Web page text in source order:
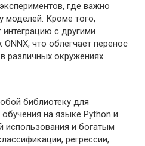
где важно
моделей. Кроме того,
с другими
что облегчает перенос
различных окружениях.
библиотеку для
на языке Python и
использования и богатым
регрессии,